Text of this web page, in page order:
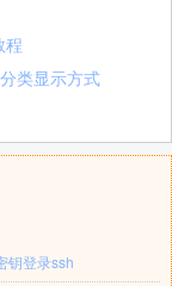
程
类显示方式
钥登录ssh